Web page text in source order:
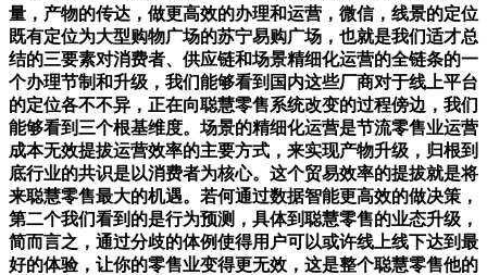
量，产物的传达，做更高效的办理和运营，微信，线景的定位
既有定位为大型购物广场的苏宁易购广场，也就是我们适才总
结的三要素对消费者、供应链和场景精细化运营的全链条的一
个办理节制和升级，我们能够看到国内这些厂商对于线上平台
的定位各不不异，正在向聪慧零售系统改变的过程傍边，我们
能够看到三个根基维度。场景的精细化运营是节流零售业运营
成本无效提拔运营效率的主要方式，来实现产物升级，归根到
底行业的共识是以消费者为核心。这个贸易效率的提拔就是将
来聪慧零售最大的机遇。若何通过数据智能更高效的做决策，
第二个我们看到的是行为预测，具体到聪慧零售的业态升级，
简而言之，通过分歧的体例使得用户可以或许线上线下达到最
好的体验，让你的零售业变得更无效，这是整个聪慧零售他的